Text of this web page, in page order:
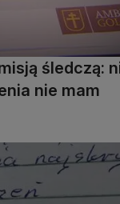
śledczą:
nie mam